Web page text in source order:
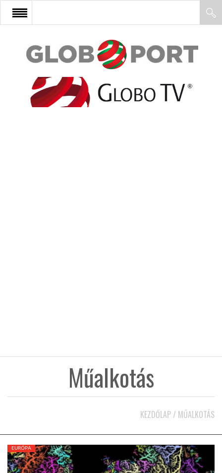
FŐOLDAL
AFRIKA
HÍR3D
TROPICALMAGAZIN
Műalkotás
KEZDŐLAP / MŰALKOTÁS
EURÓPA